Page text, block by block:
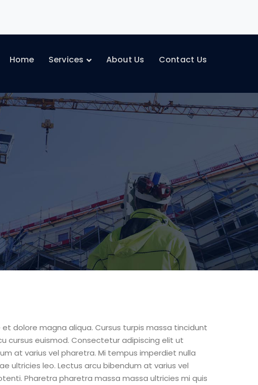
Home Services About Us Contact Us
dolore magna aliqua. Cursus turpis massa tincidunt
cursus euismod. Consectetur adipiscing elit ut
at varius vel pharetra. Mi tempus imperdiet nulla
ultricies leo. Lectus arcu bibendum at varius vel
Pharetra pharetra massa massa ultricies mi quis